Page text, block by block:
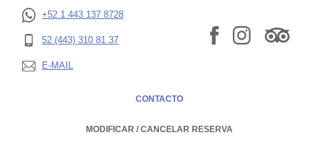
+52 1 443 137 8728
52 (443) 310 81 37
E-MAIL
CONTACTO
MODIFICAR / CANCELAR RESERVA